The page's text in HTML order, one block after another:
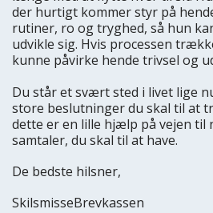
der hurtigt kommer styr på
rutiner, ro og tryghed, så hun
udvikle sig. Hvis processen
kunne påvirke hende trivsel og
Du står et svært sted i livet lige
store beslutninger du skal til at
dette er en lille hjælp på vejen til
samtaler, du skal til at have.
De bedste hilsner,
SkilsmisseBrevkassen